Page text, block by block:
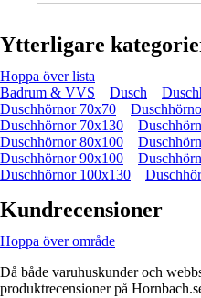
Ytterligare
Hoppa över lista
Badrum & VVS
Dusch
Duschhörnor 70x70
Duschhörnor 70x130
Duschhörnor 80x100
Duschhörnor 90x100
Duschhörnor 100x130
Kundrecensioner
Hoppa över område
Då både varuhuskunder och
produktrecensioner på